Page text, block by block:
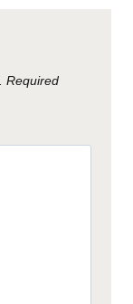
Required